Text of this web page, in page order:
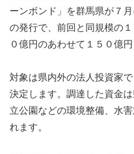
ーンボンド」を群馬県が７
の発行で、前回と同規模の
０億円のあわせて１５０億円
対象は県内外の法人投資家
決定します。調達した資金
立公園などの環境整備、水
れます。